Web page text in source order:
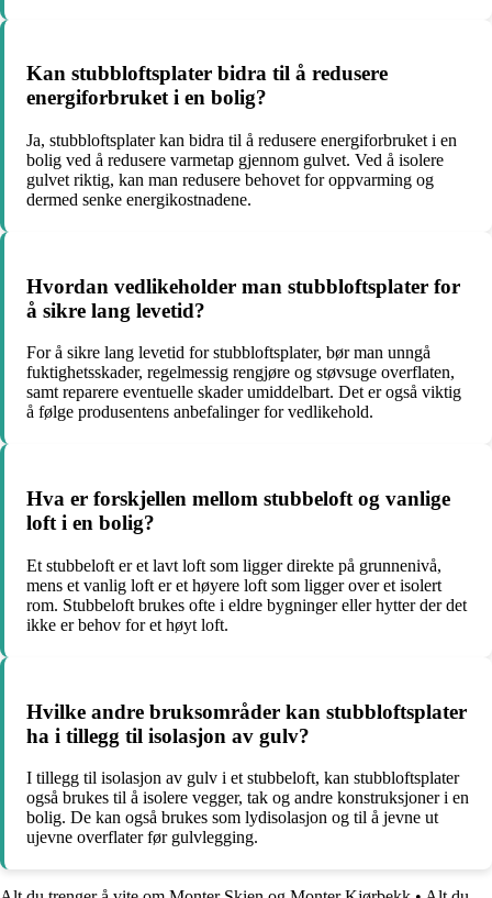
Kan stubbloftsplater bidra til å redusere
energiforbruket i en bolig?
Ja, stubbloftsplater kan bidra til å redusere energiforbruket i en
bolig ved å redusere varmetap gjennom gulvet. Ved å isolere
gulvet riktig, kan man redusere behovet for oppvarming og
dermed senke energikostnadene.
Hvordan vedlikeholder man stubbloftsplater for
å sikre lang levetid?
For å sikre lang levetid for stubbloftsplater, bør man unngå
fuktighetsskader, regelmessig rengjøre og støvsuge overflaten,
samt reparere eventuelle skader umiddelbart. Det er også viktig
å følge produsentens anbefalinger for vedlikehold.
Hva er forskjellen mellom stubbeloft og vanlige
loft i en bolig?
Et stubbeloft er et lavt loft som ligger direkte på grunnenivå,
mens et vanlig loft er et høyere loft som ligger over et isolert
rom. Stubbeloft brukes ofte i eldre bygninger eller hytter der det
ikke er behov for et høyt loft.
Hvilke andre bruksområder kan stubbloftsplater
ha i tillegg til isolasjon av gulv?
I tillegg til isolasjon av gulv i et stubbeloft, kan stubbloftsplater
også brukes til å isolere vegger, tak og andre konstruksjoner i en
bolig. De kan også brukes som lydisolasjon og til å jevne ut
ujevne overflater før gulvlegging.